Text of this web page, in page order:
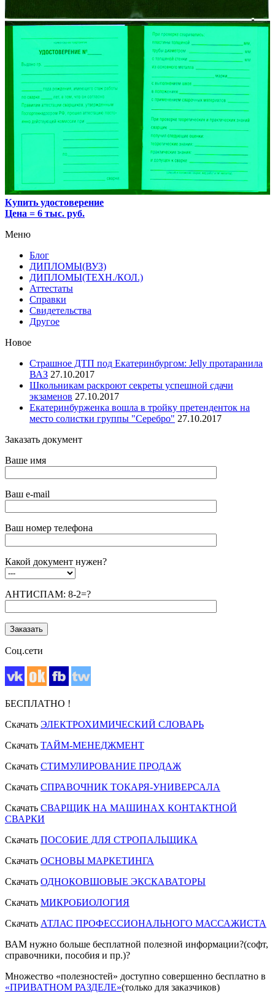
Купить удостоверение
Цена = 6 тыс. руб.
Меню
Блог
ДИПЛОМЫ(ВУЗ)
ДИПЛОМЫ(ТЕХН./КОЛ.)
Аттестаты
Справки
Свидетельства
Другое
Новое
Страшное ДТП под Екатеринбургом: Jelly протаранила
ВАЗ 27.10.2017
Школьникам раскроют секреты успешной сдачи
экзаменов 27.10.2017
Екатеринбурженка вошла в тройку претенденток на
место солистки группы "Серебро" 27.10.2017
Заказать документ
Ваше имя
Ваш e-mail
Ваш номер телефона
Какой документ нужен?
АНТИСПАМ: 8-2=?
Соц.сети
БЕСПЛАТНО !
Скачать ЭЛЕКТРОХИМИЧЕСКИЙ СЛОВАРЬ
Скачать ТАЙМ-МЕНЕДЖМЕНТ
Скачать СТИМУЛИРОВАНИЕ ПРОДАЖ
Скачать СПРАВОЧНИК ТОКАРЯ-УНИВЕРСАЛА
Скачать СВАРЩИК НА МАШИНАХ КОНТАКТНОЙ
СВАРКИ
Скачать ПОСОБИЕ ДЛЯ СТРОПАЛЬЩИКА
Скачать ОСНОВЫ МАРКЕТИНГА
Скачать ОДНОКОВШОВЫЕ ЭКСКАВАТОРЫ
Скачать МИКРОБИОЛОГИЯ
Скачать АТЛАС ПРОФЕССИОНАЛЬНОГО МАССАЖИСТА
ВАМ нужно больше бесплатной полезной информации?(софт,
справочники, пособия и пр.)?
Множество «полезностей» доступно совершенно бесплатно в
«ПРИВАТНОМ РАЗДЕЛЕ»(только для заказчиков)